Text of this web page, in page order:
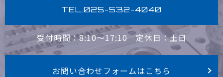
TEL.025-532-4040
受付時間：8:10〜17:10定休日：土日
お問い合わせフォームはこちら